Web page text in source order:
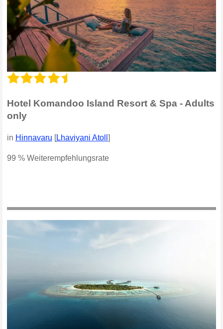
Hotel Komandoo Island Resort & Spa - Adults
only
in Hinnavaru [Lhaviyani Atoll ]
99 % Weiterempfehlungsrate